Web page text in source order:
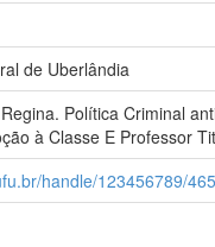
de Uberlândia
Política Criminal
à Classe E Professor
handle/123456789/